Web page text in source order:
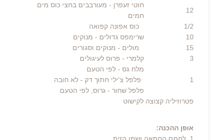
12
חוטי זעפרן - מעורבבים בחצי כוס מים
חמים
1/2 כוס אפונה קפואה
10
שרימפס גדולים - מנוקים
15 מולים - מנוקים וסגורים
3
קלמרי - פרוס לעיגולים
מלח גס - לפי הטעם
1 פלפל צ'ילי חתוך דק - לא חובה
פלפל שחור - גרוס, לפי הטעם
פטרוזיליה קצוצה לקישוט
אופן ההכנה: